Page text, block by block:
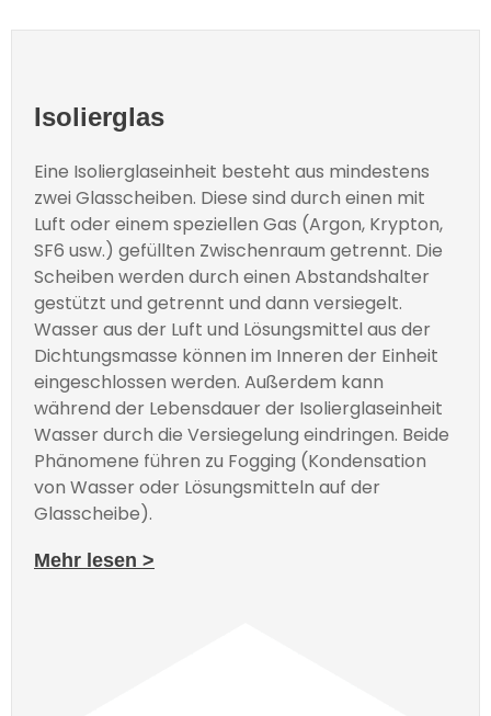
Isolierglas
Eine Isolierglaseinheit besteht aus mindestens
zwei Glasscheiben. Diese sind durch einen mit
Luft oder einem speziellen Gas (Argon, Krypton,
SF6 usw.) gefüllten Zwischenraum getrennt. Die
Scheiben werden durch einen Abstandshalter
gestützt und getrennt und dann versiegelt.
Wasser aus der Luft und Lösungsmittel aus der
Dichtungsmasse können im Inneren der Einheit
eingeschlossen werden. Außerdem kann
während der Lebensdauer der Isolierglaseinheit
Wasser durch die Versiegelung eindringen. Beide
Phänomene führen zu Fogging (Kondensation
von Wasser oder Lösungsmitteln auf der
Glasscheibe).
Mehr lesen >